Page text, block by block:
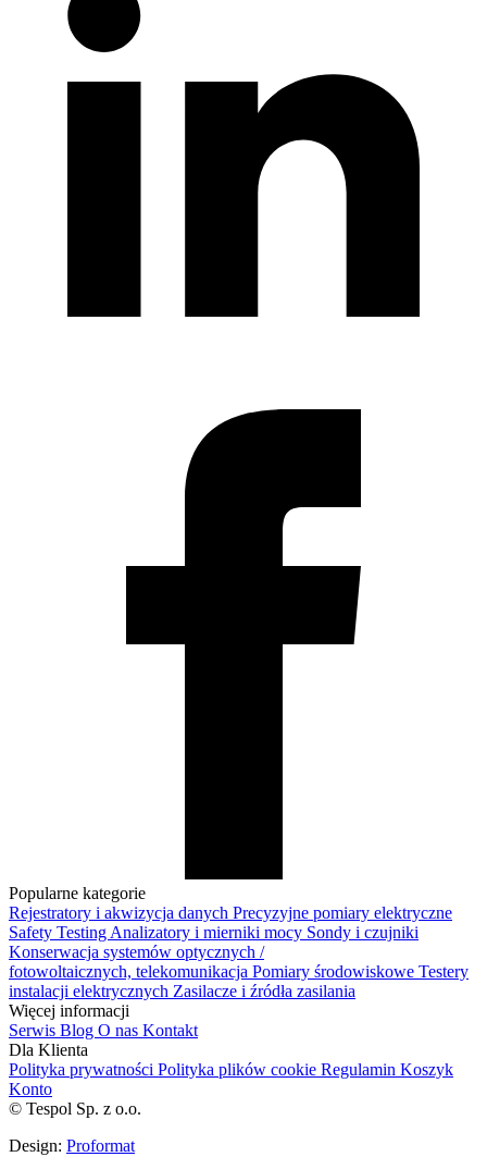
Popularne kategorie
Rejestratory i akwizycja danych Precyzyjne pomiary elektryczne
Safety TestingAnalizatory i mierniki mocy Sondy i czujniki
Konserwacja systemów optycznych /
fotowoltaicznych, telekomunikacja Pomiary środowiskowe Testery
instalacji elektrycznych Zasilacze i źródła zasilania
Więcej informacji
Serwis Blog O nas Kontakt
Dla Klienta
Polityka prywatności Polityka plików cookie Regulamin Koszyk
Konto
© Tespol Sp. z o.o.
Design: Proformat